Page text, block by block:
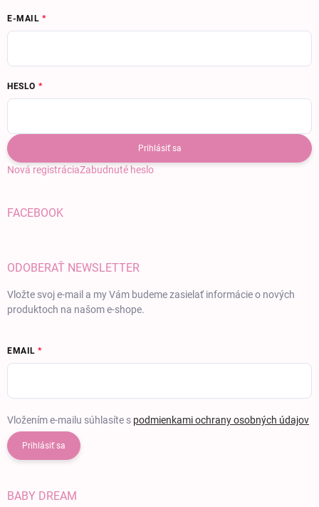
E-MAIL
HESLO
Prihlásiť sa
Nová registráciaZabudnuté heslo
FACEBOOK
ODOBERAŤ NEWSLETTER
Vložte svoj e-mail a my Vám budeme zasielať informácie o nových
produktoch na našom e-shope.
EMAIL
Vložením e-mailu súhlasíte s podmienkami ochrany osobných údajov
Prihlásiť sa
BABY DREAM